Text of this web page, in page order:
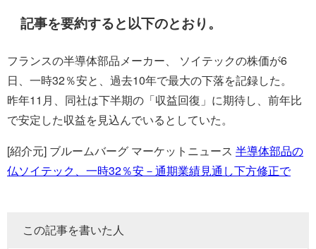
記事を要約すると以下のとおり。
フランスの半導体部品メーカー、 ソイテックの株価が6
日、一時32％安と、過去10年で最大の下落を記録した。
昨年11月、同社は下半期の「収益回復」に期待し、前年比
で安定した収益を見込んでいるとしていた。
[紹介元] ブルームバーグ マーケットニュース 半導体部品の
仏ソイテック、一時32％安－通期業績見通し下方修正で
この記事を書いた人